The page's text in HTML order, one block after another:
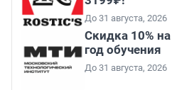
До 31 августа, 2026
Скидка 10%
год обучения
До 31 августа, 2026